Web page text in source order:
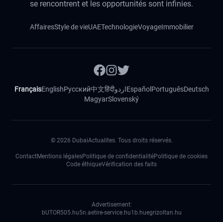
se rencontrent et les opportunités sont infinies.
AffairesStyle de vieUAETechnologieVoyageImmobilier
FrançaisEnglishРусский中文हिंदीاردوEspañol PortuguêsDeutsch
MagyarSlovenský
© 2026 DubaiActualites. Tous droits réservés.
ContactMentions légalesPolitique de confidentialitéPolitique de cookies
Code éthiqueVérification des faits
Advertisement:
bUTOR505.hu5n.aetire-service.hu1b.huegrizoltan.hu